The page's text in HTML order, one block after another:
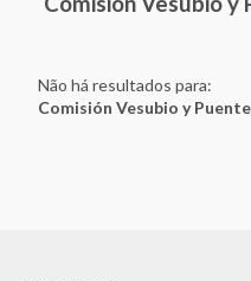
Não há resultados para:
Comisión Vesubio y
Detenidos y
Asociación por la
"Colonia Dignidad"